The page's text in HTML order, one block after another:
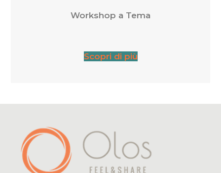
Workshop a Tema
Scopri di più